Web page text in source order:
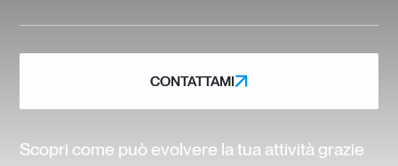
CONTATTAMI
CONTATTAMI
Scopri come può evolvere la tua attività grazie